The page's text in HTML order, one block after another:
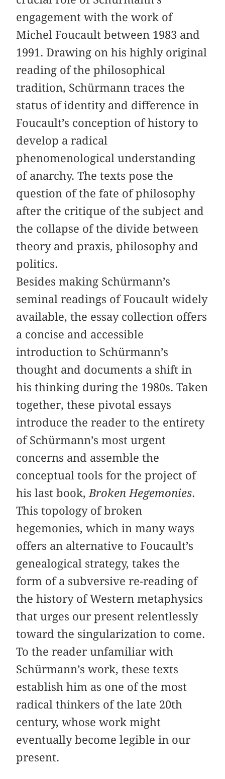
engagement with the work of
Michel Foucault between 1983 and
1991. Drawing on his highly original
reading of the philosophical
tradition, Schürmann traces the
status of identity and difference in
Foucault’s conception of history to
develop a radical
phenomenological understanding
of anarchy. The texts pose the
question of the fate of philosophy
after the critique of the subject and
the collapse of the divide between
theory and praxis, philosophy and
politics.
Besides making Schürmann’s
seminal readings of Foucault widely
available, the essay collection offers
a concise and accessible
introduction to Schürmann’s
thought and documents a shift in
his thinking during the 1980s. Taken
together, these pivotal essays
introduce the reader to the entirety
of Schürmann’s most urgent
concerns and assemble the
conceptual tools for the project of
his last book,Broken Hegemonies.
This topology of broken
hegemonies, which in many ways
offers an alternative to Foucault’s
genealogical strategy, takes the
form of a subversive re-reading of
the history of Western metaphysics
that urges our present relentlessly
toward the singularization to come.
To the reader unfamiliar with
Schürmann’s work, these texts
establish him as one of the most
radical thinkers of the late 20th
century, whose work might
eventually become legible in our
present.